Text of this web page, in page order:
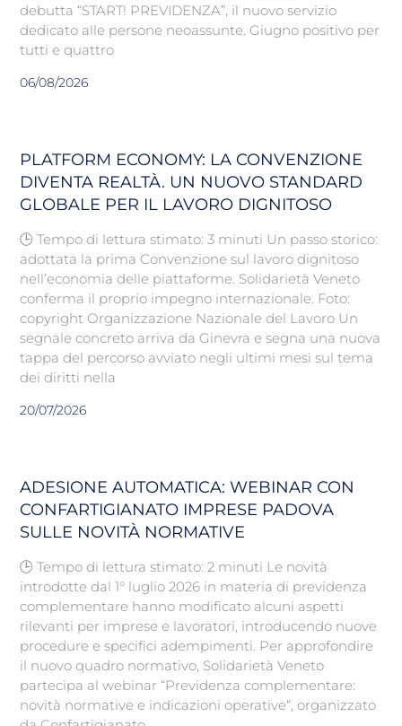
debutta “START! PREVIDENZA”, il nuovo servizio
dedicato alle persone neoassunte. Giugno positivo per
tutti e quattro
06/08/2026
PLATFORM ECONOMY: LA CONVENZIONE
DIVENTA REALTÀ. UN NUOVO STANDARD
GLOBALE PER IL LAVORO DIGNITOSO
🕒 Tempo di lettura stimato: 3 minuti Un passo storico:
adottata la prima Convenzione sul lavoro dignitoso
nell’economia delle piattaforme. Solidarietà Veneto
conferma il proprio impegno internazionale. Foto:
copyright Organizzazione Nazionale del Lavoro Un
segnale concreto arriva da Ginevra e segna una nuova
tappa del percorso avviato negli ultimi mesi sul tema
dei diritti nella
20/07/2026
ADESIONE AUTOMATICA: WEBINAR CON
CONFARTIGIANATO IMPRESE PADOVA
SULLE NOVITÀ NORMATIVE
🕒 Tempo di lettura stimato: 2 minuti Le novità
introdotte dal 1° luglio 2026 in materia di previdenza
complementare hanno modificato alcuni aspetti
rilevanti per imprese e lavoratori, introducendo nuove
procedure e specifici adempimenti. Per approfondire
il nuovo quadro normativo, Solidarietà Veneto
partecipa al webinar “Previdenza complementare:
novità normative e indicazioni operative“, organizzato